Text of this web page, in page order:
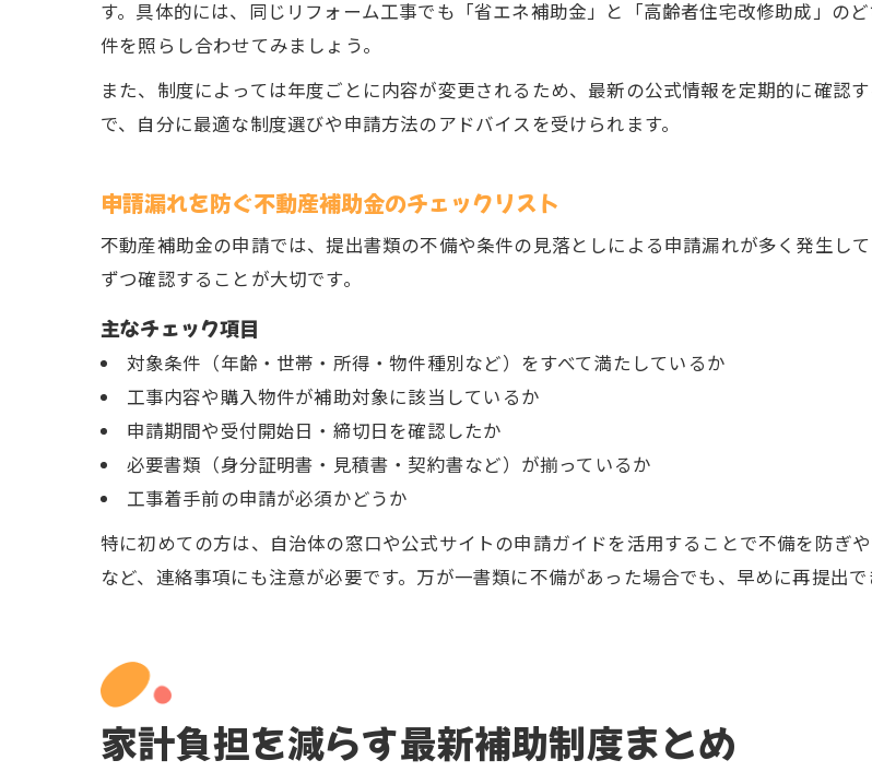
す。具体的には、同じリフォーム工事でも「省エネ補助金」と「高齢者住宅改修助成」の
件を照らし合わせてみましょう。
また、制度によっては年度ごとに内容が変更されるため、最新の公式情報を定期的に確認
で、自分に最適な制度選びや申請方法のアドバイスを受けられます。
申請漏れを防ぐ不動産補助金のチェックリスト
不動産補助金の申請では、提出書類の不備や条件の見落としによる申請漏れが多く発生し
ずつ確認することが大切です。
主なチェック項目
対象条件（年齢・世帯・所得・物件種別など）をすべて満たしているか
工事内容や購入物件が補助対象に該当しているか
申請期間や受付開始日・締切日を確認したか
必要書類（身分証明書・見積書・契約書など）が揃っているか
工事着手前の申請が必須かどうか
特に初めての方は、自治体の窓口や公式サイトの申請ガイドを活用することで不備を防ぎ
など、連絡事項にも注意が必要です。万が一書類に不備があった場合でも、早めに再提出
家計負担を減らす最新補助制度まとめ